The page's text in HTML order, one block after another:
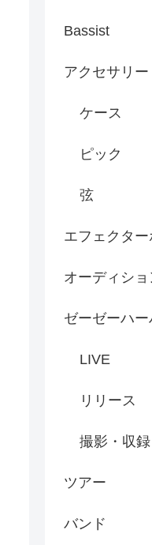
Bassist
アクセサリー
ケース
ピック
弦
エフェクター
オーディショ
ゼーゼーハー
LIVE
リリース
撮影・収録
ツアー
バンド